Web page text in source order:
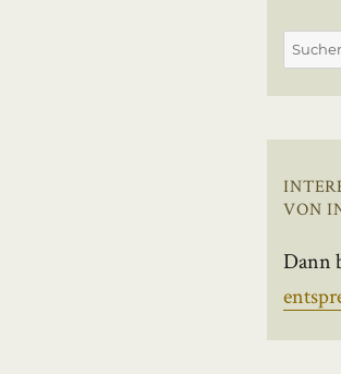
VON
Dann